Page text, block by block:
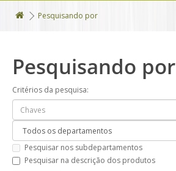
Pesquisando por
Pesquisando por
Critérios da pesquisa:
Pesquisar nos subdepartamentos
Pesquisar na descrição dos produtos